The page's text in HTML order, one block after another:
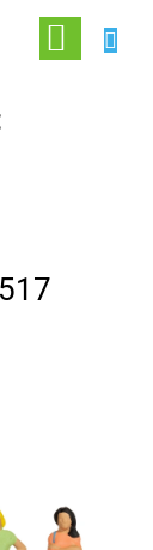
NÁKUPNÍ
KOŠÍK